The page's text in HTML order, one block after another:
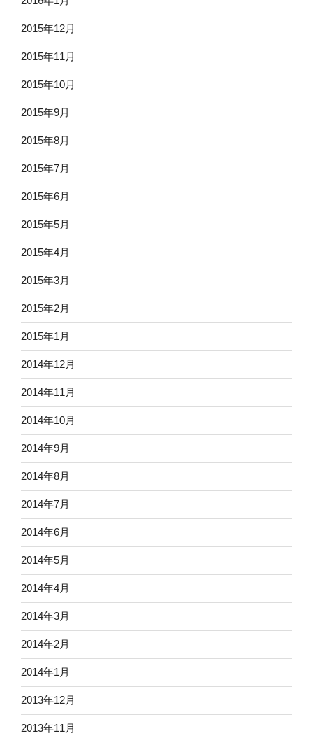
2015年12月
2015年11月
2015年10月
2015年9月
2015年8月
2015年7月
2015年6月
2015年5月
2015年4月
2015年3月
2015年2月
2015年1月
2014年12月
2014年11月
2014年10月
2014年9月
2014年8月
2014年7月
2014年6月
2014年5月
2014年4月
2014年3月
2014年2月
2014年1月
2013年12月
2013年11月